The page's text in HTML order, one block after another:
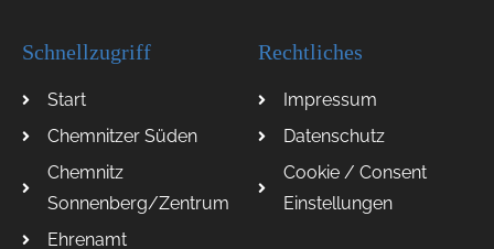
Schnellzugriff
Start
Chemnitzer Süden
Chemnitz
Sonnenberg/Zentrum
Ehrenamt
Rechtliches
Impressum
Datenschutz
Cookie / Consent
Einstellungen